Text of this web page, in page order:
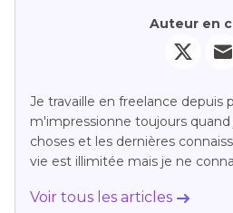
Auteur en
Je travaille en freelance depuis
m'impressionne toujours
choses et les dernières
vie est illimitée mais je ne
Voir tous les articles